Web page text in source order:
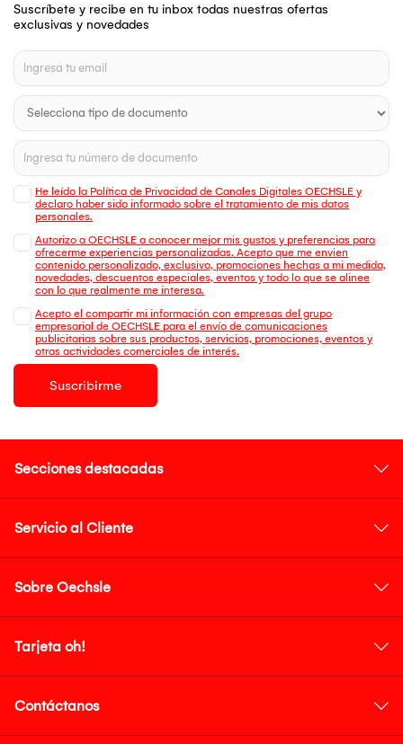
Suscríbete y recibe en tu inbox todas nuestras ofertas
exclusivas y novedades
He leído la Política de Privacidad de Canales Digitales OECHSLE y
declaro haber sido informado sobre el tratamiento de mis datos
personales.
Autorizo a OECHSLE a conocer mejor mis gustos y preferencias para
ofrecerme experiencias personalizadas. Acepto que me envien
contenido personalizado, exclusivo, promociones hechas a mi medida,
novedades, descuentos especiales, eventos y todo lo que se alinee
con lo que realmente me interesa.
Acepto el compartir mi información con empresas del grupo
empresarial de OECHSLE para el envío de comunicaciones
publicitarias sobre sus productos, servicios, promociones, eventos y
otras actividades comerciales de interés.
Suscribirme
Secciones destacadas
Servicio al Cliente
Sobre Oechsle
Tarjeta oh!
Contáctanos